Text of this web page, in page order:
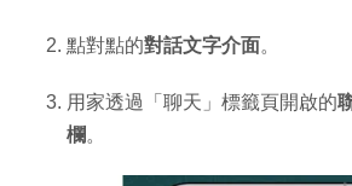
點對點的對話文字介面。
用家透過「聊天」標籤頁開啟的
欄。